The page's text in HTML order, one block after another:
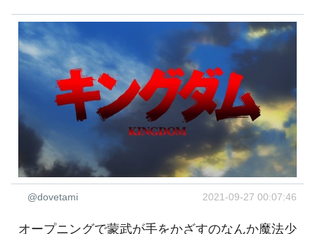
@dovetami 2021-09-27 00:07:46
オープニングで蒙武が手をかざすのなんか魔法少